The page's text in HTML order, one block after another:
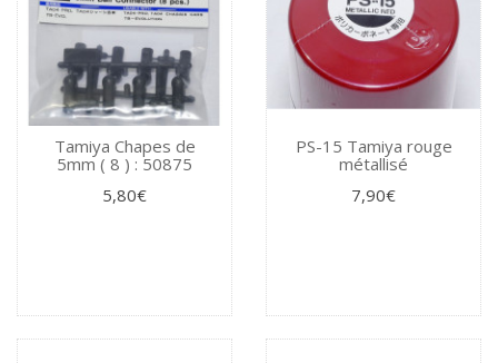
Tamiya Chapes de
5mm ( 8 ) : 50875
5,80€
PS-15 Tamiya rouge
métallisé
7,90€